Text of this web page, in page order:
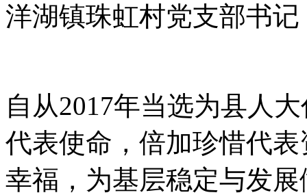
洋湖镇珠虹村党支部书
自从2017年当选为县人
代表使命，倍加珍惜代
幸福，为基层稳定与发